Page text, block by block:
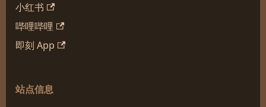
小红书
哔哩哔哩
即刻 App
站点信息